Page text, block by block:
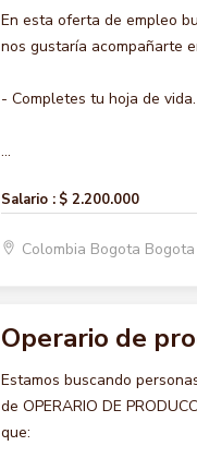
En esta oferta de empleo
nos gustaría acompañarte
- Completes tu hoja de vida.
...
Salario : $ 2.200.000
Colombia Bogota Bogota
Operario de
Estamos buscando
de OPERARIO DE
que: